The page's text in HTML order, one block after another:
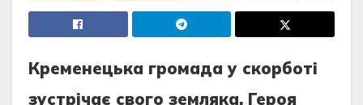
Кременецька громада у скорботі
зустрічає свого земляка, Героя